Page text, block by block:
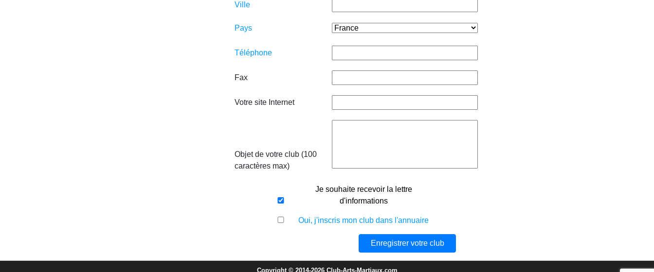
Ville
Pays
Téléphone
Fax
Votre site Internet
Objet de votre club (100
caractères max)
Je souhaite recevoir la lettre
d'informations
Oui, j'inscris mon club dans l'annuaire
Copyright © 2014-2026 Club-Arts-Martiaux.com